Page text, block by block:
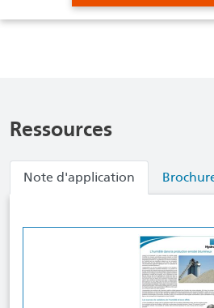
Ressources
Note d'application